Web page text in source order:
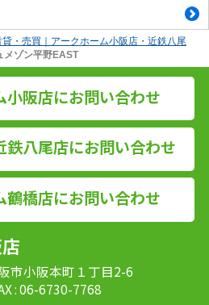
・売買｜アークホーム小阪店・近鉄八尾
メゾン平野EAST
小阪店にお問い合わせ
鉄八尾店にお問い合わせ
鶴橋店にお問い合わせ
市小阪本町１丁目2-6
: 06-6730-7768